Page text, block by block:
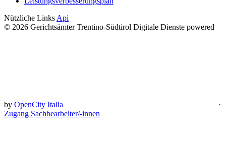
Nützliche Links Api
© 2026 Gerichtsämter Trentino-Südtirol Digitale Dienste powered
by OpenCity Italia
·
Zugang Sachbearbeiter/-innen